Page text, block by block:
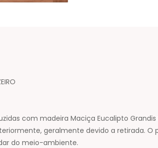
com madeira Maciça Eucalipto
geralmente devido a retirada.
do meio-ambiente.